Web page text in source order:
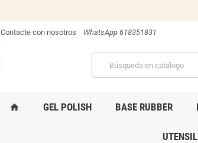
Contacte con nosotros WhatsApp 618351831
home GEL POLISH BASE RUBBER